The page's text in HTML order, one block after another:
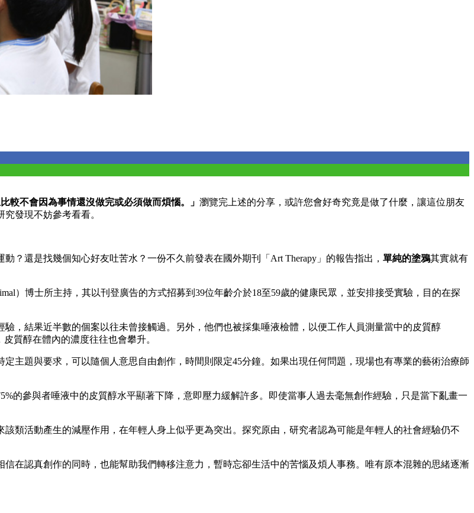
較不會因為事情還沒做完或必須做而煩惱。」 瀏覽完上述的分享，或許您會好奇究竟是做了什麼，讓這位朋友
發現不妨參考看看。
？還是找幾個知心好友吐苦水？一份不久前發表在國外期刊「Art Therapy」的報告指出， 單純的塗鴉其實就有
）博士所主持，其以刊登廣告的方式招募到39位年齡介於18至59歲的健康民眾，並安排接受實驗，目的在探
，結果近半數的個案以往未曾接觸過。另外，他們也被採集唾液檢體，以便工作人員測量當中的皮質醇
質醇在體內的濃度往往也會攀升。
主題與要求，可以隨個人意思自由創作，時間則限定45分鐘。如果出現任何問題，現場也有專業的藝術治療師
的參與者唾液中的皮質醇水平顯著下降，意即壓力緩解許多。即使當事人過去毫無創作經驗，只是當下亂畫一
類活動產生的減壓作用，在年輕人身上似乎更為突出。探究原由，研究者認為可能是年輕人的社會經驗仍不
在認真創作的同時，也能幫助我們轉移注意力，暫時忘卻生活中的苦惱及煩人事務。唯有原本混雜的思緒逐漸